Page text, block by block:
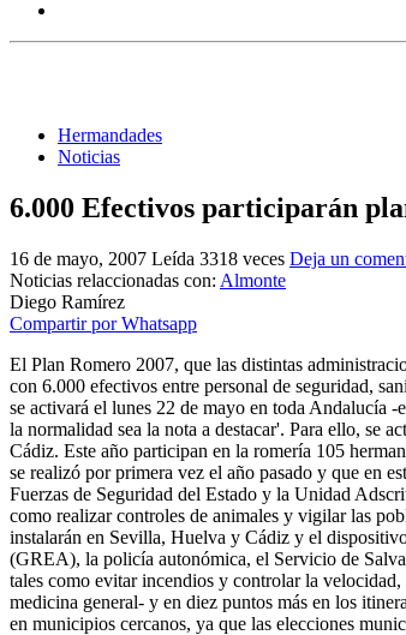
Hermandades
Noticias
6.000 Efectivos participarán
16 de mayo, 2007 Leída 3318 veces Deja un
Noticias relaccionadas con: Almonte
Diego Ramírez
Compartir por Whatsapp
El Plan Romero 2007, que las distintas
con 6.000 efectivos entre personal de seguridad,
se activará el lunes 22 de mayo en toda Andalucía
la normalidad sea la nota a destacar'. Para ello, se
Cádiz. Este año participan en la romería 105
se realizó por primera vez el año pasado y que en
Fuerzas de Seguridad del Estado y la Unidad
como realizar controles de animales y vigilar las
instalarán en Sevilla, Huelva y Cádiz y el
(GREA), la policía autonómica, el Servicio de
tales como evitar incendios y controlar la
medicina general- y en diez puntos más en los
en municipios cercanos, ya que las elecciones